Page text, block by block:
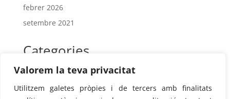
Valorem la teva privacitat
Utilitzem galetes pròpies i de tercers amb finalitats
febrer 2026
setembre 2021
Categories
intercooperacio
Intercooperacio antics